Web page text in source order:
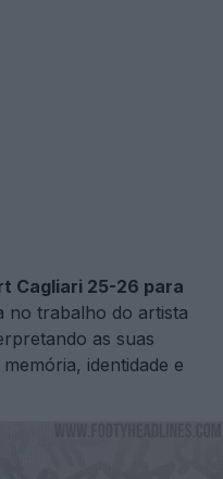
Cagliari 25-26 para
no trabalho do artista
as suas
identidade e